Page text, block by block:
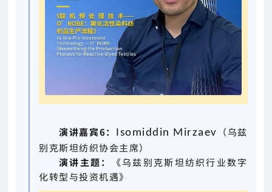
演讲嘉宾6： Isomiddin Mirzaev
（乌兹
别克斯坦纺织协会主席）
演讲主题：
《乌兹别克斯坦纺织行业数字
化转型与投资机遇》